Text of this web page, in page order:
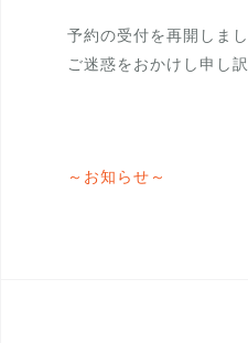
予約の受付を再開しまし
ご迷惑をおかけし申し
～お知らせ～